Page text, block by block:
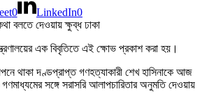
0 LinkedIn0
এক বিবৃতিতে এই ক্ষোভ প্রকাশ করা হয়।
থাকা দণ্ডপ্রাপ্ত গণহত্যাকারী শেখ হাসিনাকে আজ
গণমাধ্যমের সঙ্গে সরাসরি আলাপচারিতার অনুমতি দেওয়ায়